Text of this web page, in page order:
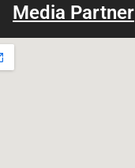
Media Partner